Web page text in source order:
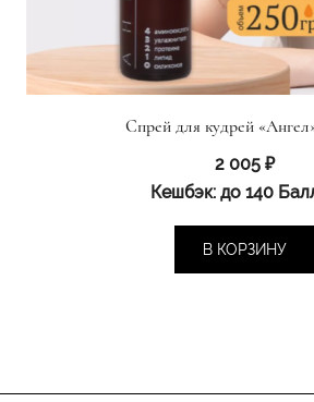
Спрей для кудрей
2 005 ₽
Кешбэк:до 140
В КОРЗИНУ